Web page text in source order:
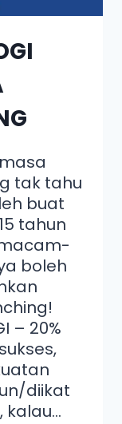
tak tahu
buat
tahun
boleh
– 20%
diikat
kalau…